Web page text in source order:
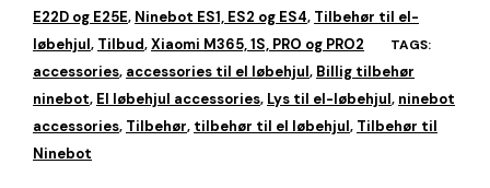
E22D og E25E, Ninebot ES1, ES2 og ES4, Tilbehør til el-
løbehjul, Tilbud,Xiaomi M365, 1S, PRO og PRO2 TAGS:
accessories, accessories til el løbehjul, Billig tilbehør
ninebot, El løbehjul accessories, Lys til el-løbehjul, ninebot
accessories, Tilbehør, tilbehør til el løbehjul, Tilbehør til
Ninebot